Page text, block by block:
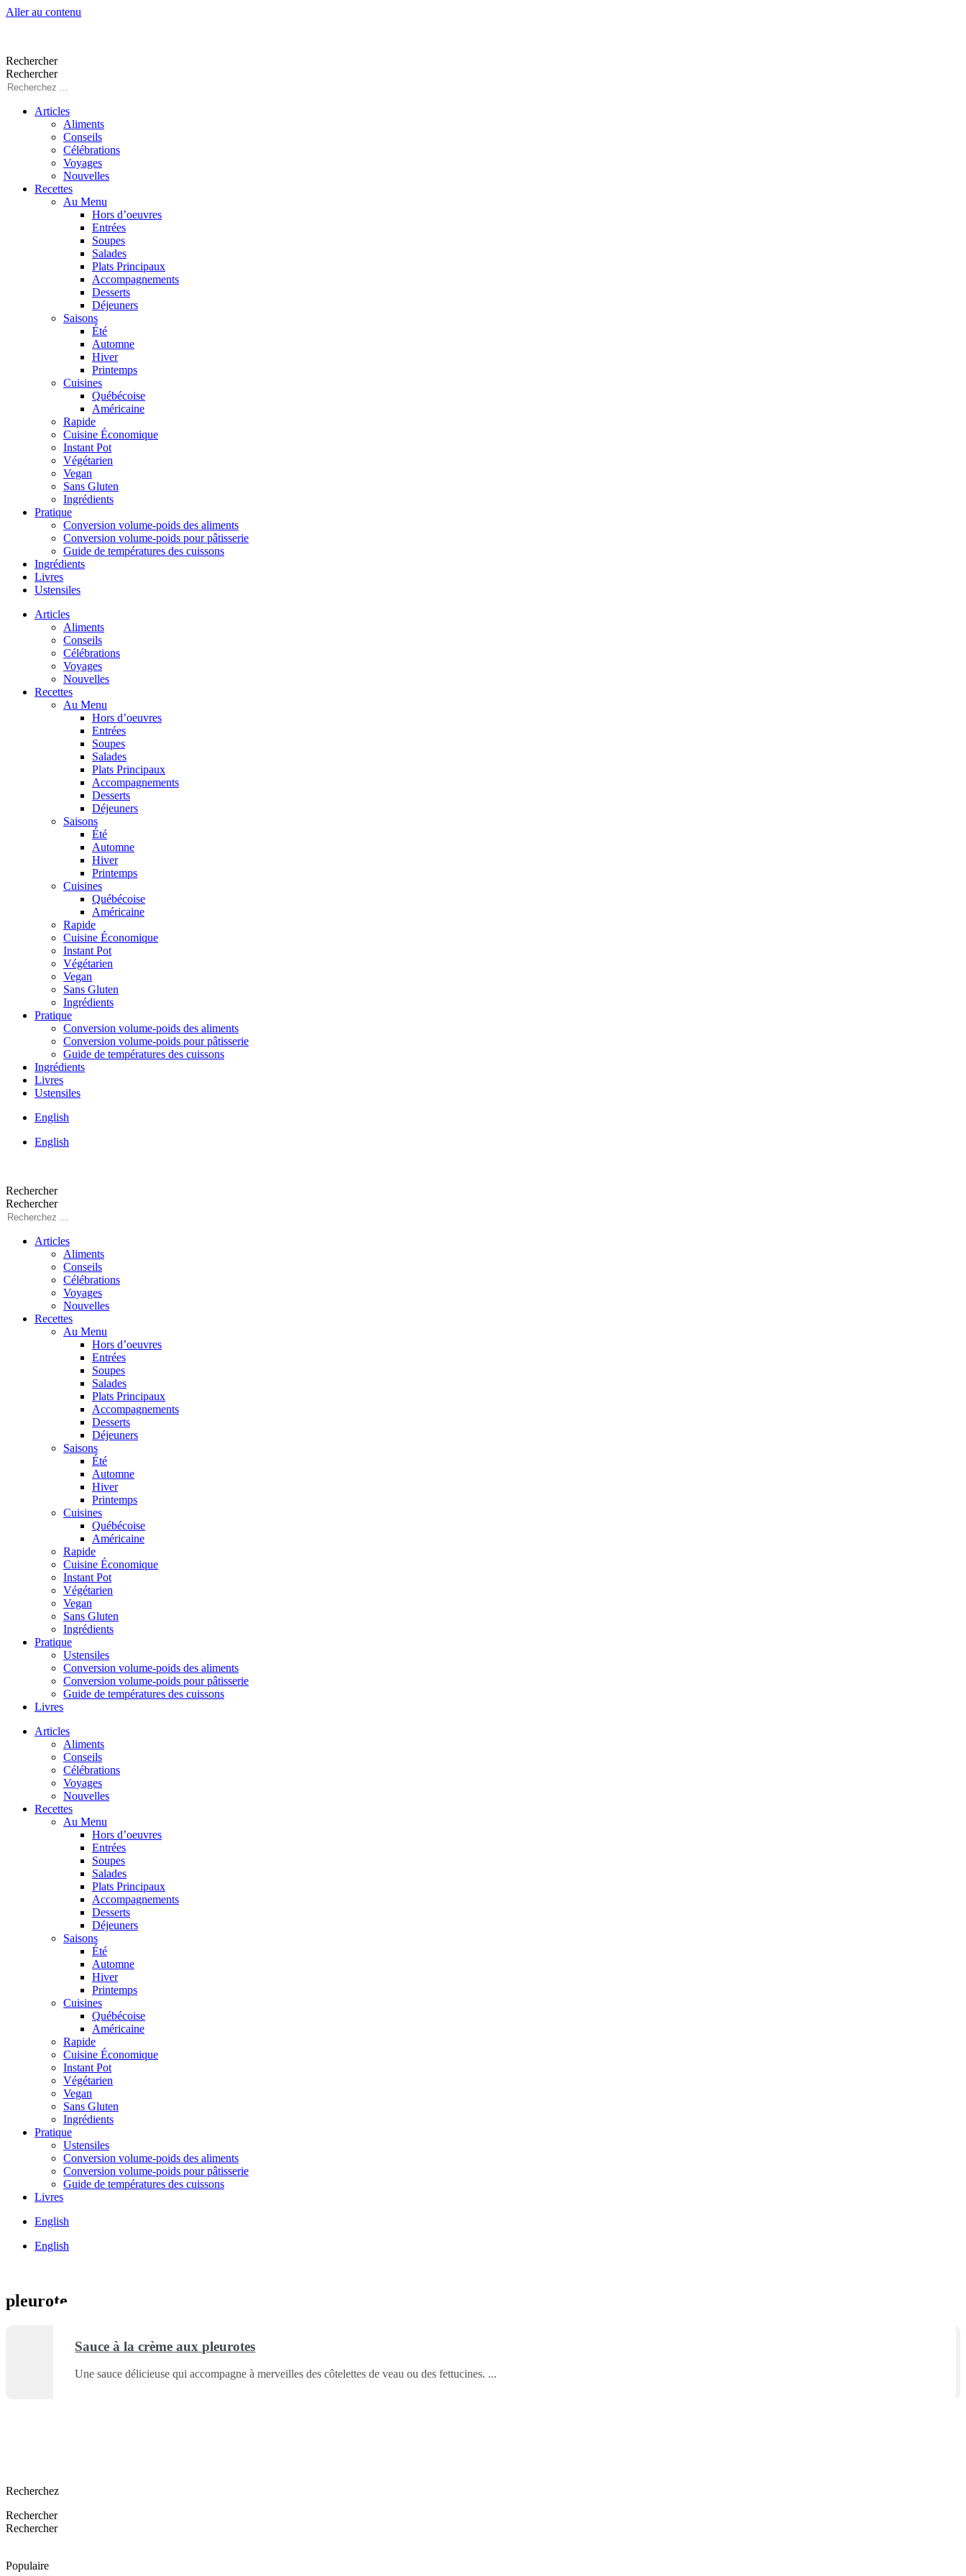
Aller au contenu
Rechercher
Rechercher
Articles
Aliments
Conseils
Célébrations
Voyages
Nouvelles
Recettes
Au Menu
Hors d’oeuvres
Entrées
Soupes
Salades
Plats Principaux
Accompagnements
Desserts
Déjeuners
Saisons
Été
Automne
Hiver
Printemps
Cuisines
Québécoise
Américaine
Rapide
Cuisine Économique
Instant Pot
Végétarien
Vegan
Sans Gluten
Ingrédients
Pratique
Conversion volume-poids des aliments
Conversion volume-poids pour pâtisserie
Guide de températures des cuissons
Ingrédients
Livres
Ustensiles
Articles
Aliments
Conseils
Célébrations
Voyages
Nouvelles
Recettes
Au Menu
Hors d’oeuvres
Entrées
Soupes
Salades
Plats Principaux
Accompagnements
Desserts
Déjeuners
Saisons
Été
Automne
Hiver
Printemps
Cuisines
Québécoise
Américaine
Rapide
Cuisine Économique
Instant Pot
Végétarien
Vegan
Sans Gluten
Ingrédients
Pratique
Conversion volume-poids des aliments
Conversion volume-poids pour pâtisserie
Guide de températures des cuissons
Ingrédients
Livres
Ustensiles
English
English
Rechercher
Rechercher
Articles
Aliments
Conseils
Célébrations
Voyages
Nouvelles
Recettes
Au Menu
Hors d’oeuvres
Entrées
Soupes
Salades
Plats Principaux
Accompagnements
Desserts
Déjeuners
Saisons
Été
Automne
Hiver
Printemps
Cuisines
Québécoise
Américaine
Rapide
Cuisine Économique
Instant Pot
Végétarien
Vegan
Sans Gluten
Ingrédients
Pratique
Ustensiles
Conversion volume-poids des aliments
Conversion volume-poids pour pâtisserie
Guide de températures des cuissons
Livres
Articles
Aliments
Conseils
Célébrations
Voyages
Nouvelles
Recettes
Au Menu
Hors d’oeuvres
Entrées
Soupes
Salades
Plats Principaux
Accompagnements
Desserts
Déjeuners
Saisons
Été
Automne
Hiver
Printemps
Cuisines
Québécoise
Américaine
Rapide
Cuisine Économique
Instant Pot
Végétarien
Vegan
Sans Gluten
Ingrédients
Pratique
Ustensiles
Conversion volume-poids des aliments
Conversion volume-poids pour pâtisserie
Guide de températures des cuissons
Livres
English
English
pleurote
Sauce à la crème aux pleurotes
Une sauce délicieuse qui accompagne à merveilles des côtelettes de veau ou des fettucines.
Recherchez
Rechercher
Rechercher
Populaire